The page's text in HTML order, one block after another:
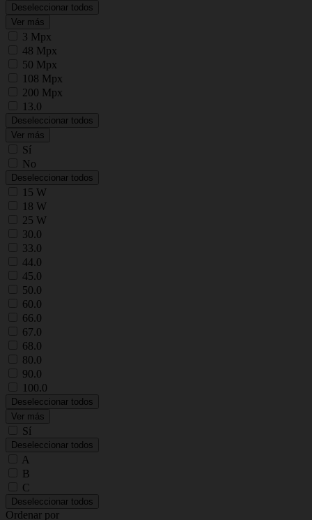
Deseleccionar todos
Ver más
3 Mpx
48 Mpx
50 Mpx
108 Mpx
200 Mpx
13.0
Deseleccionar todos
Ver más
Sí
No
Deseleccionar todos
15 W
18 W
25 W
30.0
33.0
44.0
45.0
50.0
60.0
66.0
67.0
68.0
80.0
90.0
100.0
Deseleccionar todos
Ver más
Sí
Deseleccionar todos
A
B
C
Deseleccionar todos
Ordenar por